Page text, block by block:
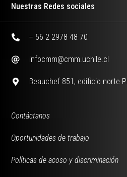
Nuestras Redes sociales
+ 56 2 2978 48 70
infocmm@cmm.uchile.cl
Beauchef 851, edificio norte
Contáctanos
Oportunidades de trabajo
Políticas de acoso y discriminación